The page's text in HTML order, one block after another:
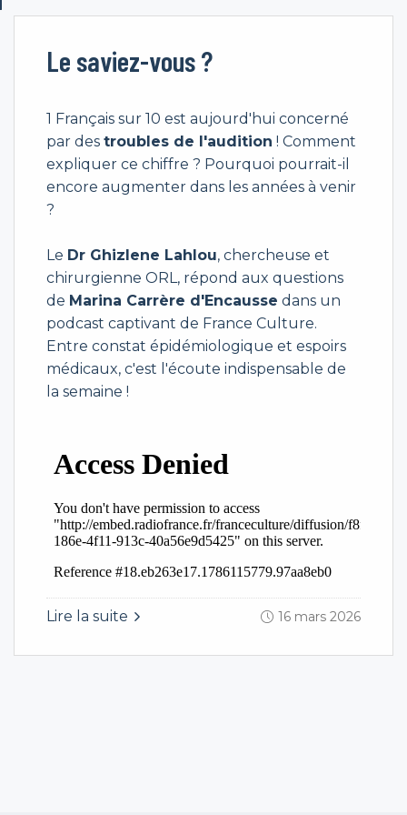
Le saviez-vous ?
1 Français sur 10 est aujourd'hui concerné
par des troubles de l'audition ! Comment
expliquer ce chiffre ? Pourquoi pourrait-il
encore augmenter dans les années à venir
?
Le Dr Ghizlene Lahlou, chercheuse et
chirurgienne ORL, répond aux questions
de Marina Carrère d'Encausse dans un
podcast captivant de France Culture.
Entre constat épidémiologique et espoirs
médicaux, c'est l'écoute indispensable de
la semaine !
Lire la suite 16 mars 2026